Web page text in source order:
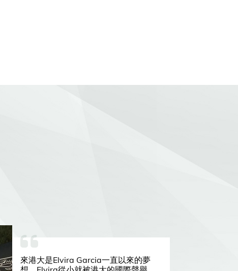
來港大是Elvira Garcia一直以來的夢